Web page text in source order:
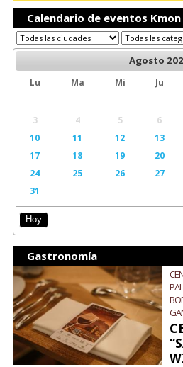
Calendario de eventos Kmon
Agosto
Lu Ma Mi Ju
3
4 5 6
10
11 12 13
17
18 19 20
24
25 26 27
31
Hoy
Gastronomía